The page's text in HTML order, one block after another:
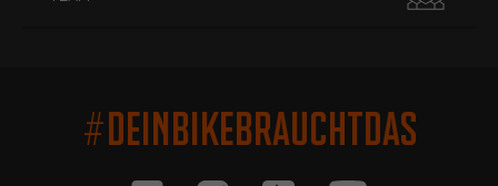
#DEINBIKEBRAUCHTDAS